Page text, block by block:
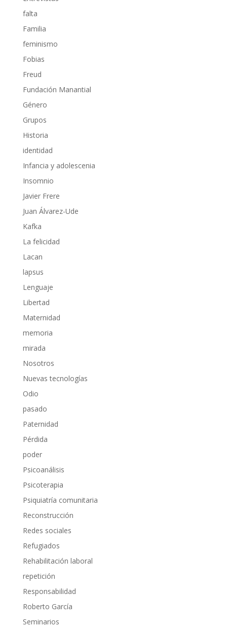
falta
Familia
feminismo
Fobias
Freud
Fundación Manantial
Género
Grupos
Historia
identidad
Infancia y adolescenia
Insomnio
Javier Frere
Juan Álvarez-Ude
Kafka
La felicidad
Lacan
lapsus
Lenguaje
Libertad
Maternidad
memoria
mirada
Nosotros
Nuevas tecnologías
Odio
pasado
Paternidad
Pérdida
poder
Psicoanálisis
Psicoterapia
Psiquiatría comunitaria
Reconstrucción
Redes sociales
Refugiados
Rehabilitación laboral
repetición
Responsabilidad
Roberto García
Seminarios